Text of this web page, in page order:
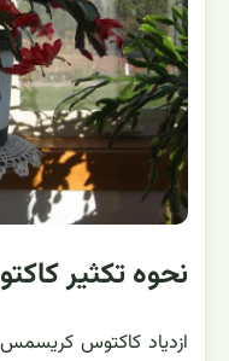
نحوه تکثیر
ازدیاد کاکتوس کریسمس